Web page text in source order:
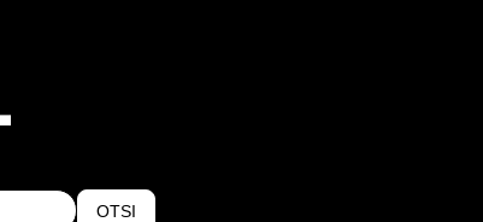
OTSI